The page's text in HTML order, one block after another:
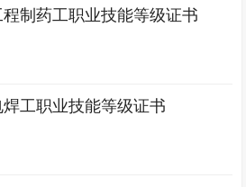
制药工职业技能等级证书
工职业技能等级证书